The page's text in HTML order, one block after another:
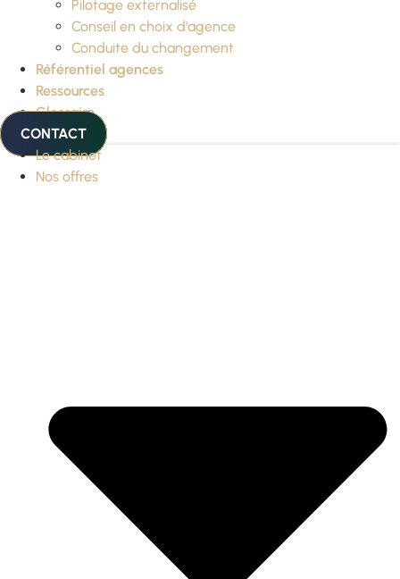
Pilotage externalisé
Conseil en choix d’agence
Conduite du changement
Référentiel agences
Ressources
Glossaire
CONTACT
Le cabinet
Nos offres